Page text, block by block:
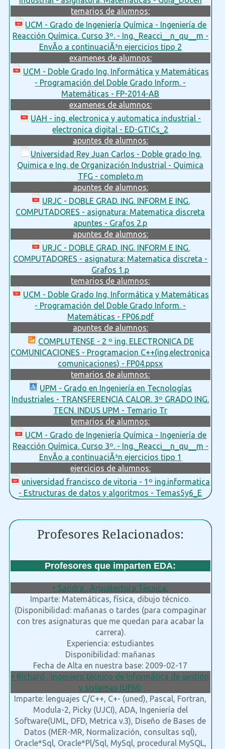
temarios de alumnos:
UCM - Grado de Ingeniería Química - Ingeniería de
Reacción Química. Curso 3º. - Ing._Reacci__n_qu__m -
EnvÃ­o a continuaciÃ³n ejercicios tipo 2
examenes de alumnos:
UCM - Doble Grado Ing. Informática y Matemáticas
- Programación del Doble Grado Inform. -
Matemáticas - FP-2014-AB
examenes de alumnos:
UAH - ing. electronica y automatica industrial -
electronica digital - ED-GTICs_2
apuntes de alumnos:
Universidad Rey Juan Carlos - Doble grado Ing.
Quimica e Ing. de Organización Industrial - Quimica
TFG - completo.m
apuntes de alumnos:
URJC - DOBLE GRAD. ING. INFORM E ING.
COMPUTADORES - asignatura: Matematica discreta
apuntes - Grafos 2.p
apuntes de alumnos:
URJC - DOBLE GRAD. ING. INFORM E ING.
COMPUTADORES - asignatura: Matematica discreta -
Grafos 1.p
temarios de alumnos:
UCM - Doble Grado Ing. Informática y Matemáticas
- Programación del Doble Grado Inform. -
Matemáticas - FP06.pdf
apuntes de alumnos:
COMPLUTENSE - 2 º ing. ELECTRONICA DE
COMUNICACIONES - Programacion C++(ing.electronica
comunicaciones) - FP04.ppsx
temarios de alumnos:
UPM - Grado en Ingeniería en Tecnologías
Industriales - TRANSFERENCIA CALOR. 3º GRADO ING.
TECN. INDUS UPM - Temario Tr
temarios de alumnos:
UCM - Grado de Ingeniería Química - Ingeniería de
Reacción Química. Curso 3º. - Ing._Reacci__n_qu__m -
EnvÃ­o a continuaciÃ³n ejercicios tipo 1
ejercicios de alumnos:
universidad francisco de vitoria - 1º ing.informatica
- Estructuras de datos y algoritmos - Temas5y6_E
Profesores Relacionados:
Profesores que imparten EDA:
• Sandra , Arquitectura Técnica.
Imparte: Matemáticas, física, dibujo técnico.
(Disponibilidad: mañanas o tardes (para compaginar
con tres asignaturas que me quedan para acabar la
carrera).
Experiencia: estudiantes
Disponibilidad: mañanas
Fecha de Alta en nuestra base: 2009-02-17
• Richard , Ingeniero técnico de Informática de gestión
y sistemas (UPM)
Imparte: lenguajes C/C++, C+- (uned), Pascal, Fortran,
Modula-2, Picky (UJCI), ADA, Ingeniería del
Software(UML, DFD, Metrica v.3), Diseño de Bases de
Datos (MER-MR, Normalización, consultas sql),
Oracle*Sql, Oracle*Pl/Sql, MySql, procedural MySQL,